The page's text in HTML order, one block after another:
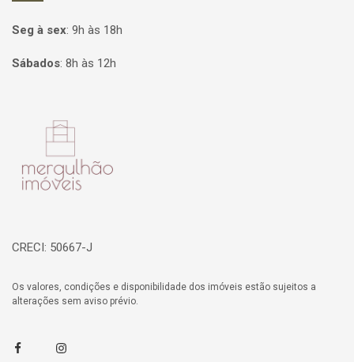
Seg à sex: 9h às 18h
Sábados: 8h às 12h
CRECI: 50667-J
Os valores, condições e disponibilidade dos imóveis estão sujeitos a
alterações sem aviso prévio.
FacebookInstagram